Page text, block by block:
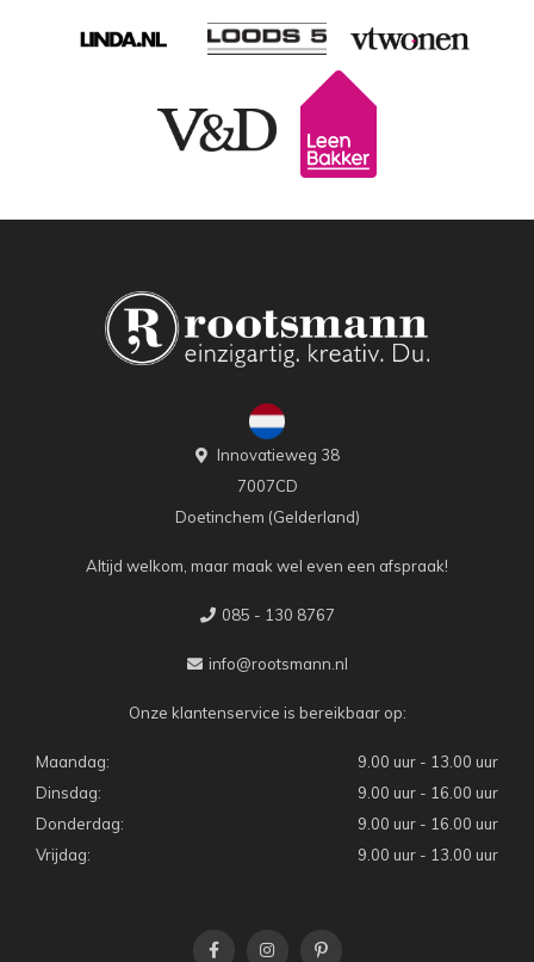
Innovatieweg 38
7007CD
Doetinchem (Gelderland)
Altijd welkom, maar maak wel even een afspraak!
085 - 130 8767
info@rootsmann.nl
Onze klantenservice is bereikbaar op:
Maandag:
9.00 uur - 13.00 uur
Dinsdag:
9.00 uur - 16.00 uur
Donderdag:
9.00 uur - 16.00 uur
Vrijdag:
9.00 uur - 13.00 uur